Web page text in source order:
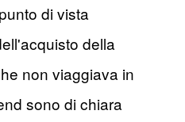
di vista
della
non viaggiava in
sono di chiara